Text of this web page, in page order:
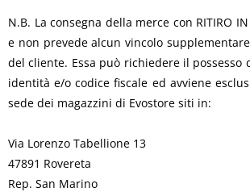
N.B. La consegna della merce con RITIRO
e non prevede alcun vincolo
del cliente. Essa può richiedere il possesso
identità e/o codice fiscale ed avviene
sede dei magazzini di Evostore siti in:
Via Lorenzo Tabellione 13
47891 Rovereta
Rep. San Marino